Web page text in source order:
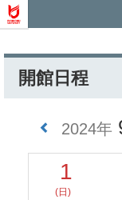
開館日程
2024年
1
(日)